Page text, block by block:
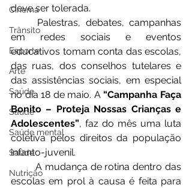
Cinema
Trânsito
Esporte
Arte
Saúde
Saúde
Saúde mental
Saúde
Nutrição
deve ser tolerada.
em redes sociais e eventos
educativos tomam conta das escolas,
das ruas, dos conselhos tutelares e
das assistências sociais, em especial
no dia 18 de maio. A “Campanha Faça
Bonito – Proteja Nossas Crianças e
Adolescentes”, faz do mês uma luta
coletiva pelos direitos da população
infanto-juvenil.
escolas em prol à causa é feita para